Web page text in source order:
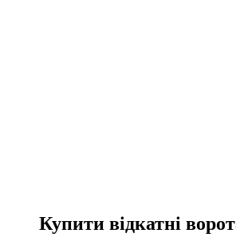
Купити відкатні